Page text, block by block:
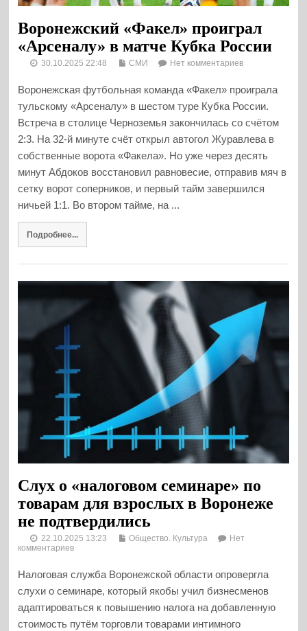
Воронежский «Факел» проиграл
«Арсеналу» в матче Кубка России
30.10.2025 22:48 СМИ Нет комментариев
Воронежская футбольная команда «Факел» проиграла
тульскому «Арсеналу» в шестом туре Кубка России.
Встреча в столице Черноземья закончилась со счётом
2:3. На 32-й минуте счёт открыл автогол Журавлева в
собственные ворота «Факела». Но уже через десять
минут Абдоков восстановил равновесие, отправив мяч в
сетку ворот соперников, и первый тайм завершился
ничьей 1:1. Во втором тайме, на ...
Подробнее...
Слух о «налоговом семинаре» по
товарам для взрослых в Воронеже
не подтвердились
22.10.2025 13:23 Общество. Культура
Нет
комментариев
Налоговая служба Воронежской области опровергла
слухи о семинаре, который якобы учил бизнесменов
адаптироваться к повышению налога на добавленную
стоимость путём торговли товарами интимного